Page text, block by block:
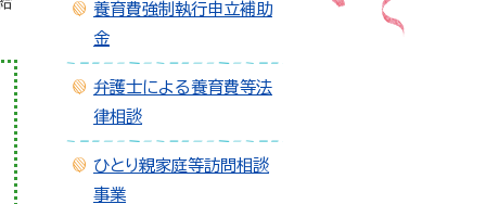
養育費強制執行申立補助
金
弁護士による養育費等法
律相談
ひとり親家庭等訪問相談
事業